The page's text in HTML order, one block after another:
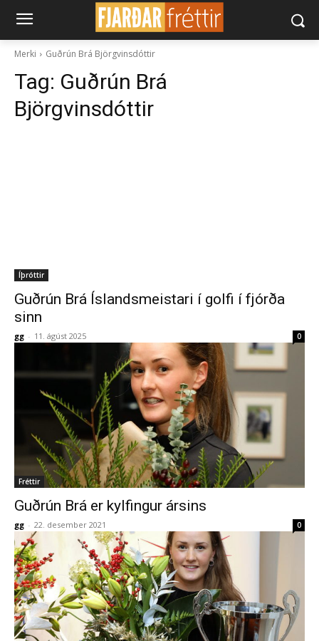
Merki Guðrún Brá Björgvinsdóttir
Tag: Guðrún Brá
Björgvinsdóttir
Íþróttir
Guðrún Brá Íslandsmeistari í golfi í fjórða
sinn
gg - 11. ágúst 2025 0
Fréttir
Guðrún Brá er kylfingur ársins
gg - 22. desember 2021 0